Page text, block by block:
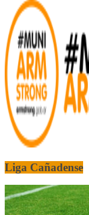
Liga Cañadense